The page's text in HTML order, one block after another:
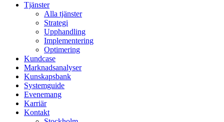
Tjänster
Alla tjänster
Strategi
Upphandling
Implementering
Optimering
Kundcase
Marknadsanalyser
Kunskapsbank
Systemguide
Evenemang
Karriär
Kontakt